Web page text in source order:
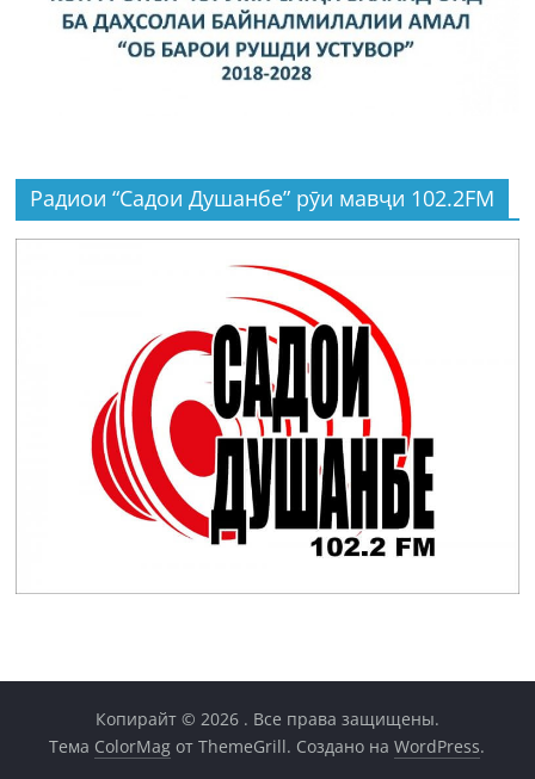
Радиои “Садои Душанбе” рӯи мавҷи 102.2FM
Копирайт © 2026 . Все права защищены.
Тема ColorMag от ThemeGrill. Создано наWordPress.